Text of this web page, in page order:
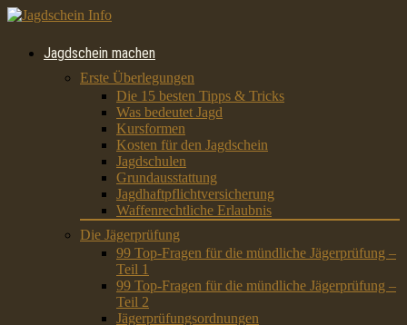
Jagdschein machen
Erste Überlegungen
Die 15 besten Tipps & Tricks
Was bedeutet Jagd
Kursformen
Kosten für den Jagdschein
Jagdschulen
Grundausstattung
Jagdhaftpflichtversicherung
Waffenrechtliche Erlaubnis
Die Jägerprüfung
99 Top-Fragen für die mündliche Jägerprüfung –
Teil 1
99 Top-Fragen für die mündliche Jägerprüfung –
Teil 2
Jägerprüfungsordnungen